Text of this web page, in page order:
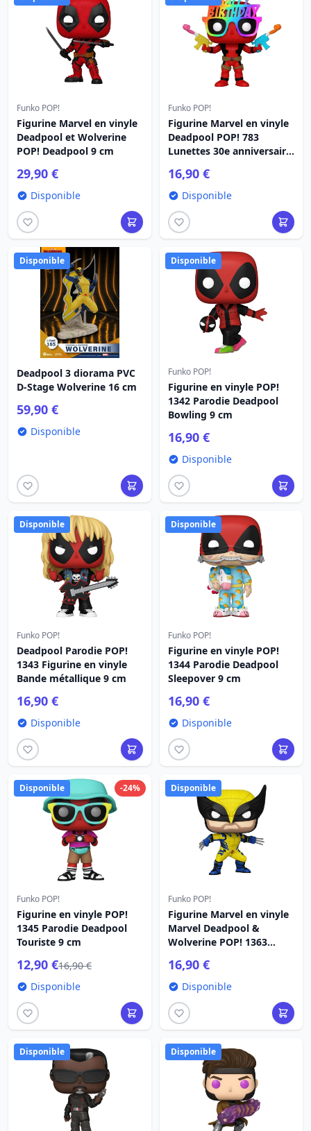
Funko POP!
Figurine Marvel en vinyle
Deadpool et Wolverine
POP! Deadpool 9 cm
29,90 €
Disponible
Funko POP!
Figurine Marvel en vinyle
Deadpool POP! 783
Lunettes 30e anniversaire
16,90 €
Disponible
Disponible
Deadpool 3 diorama PVC
D-Stage Wolverine 16 cm
59,90 €
Disponible
Disponible
Funko POP!
Figurine en vinyle POP!
1342 Parodie Deadpool
Bowling 9 cm
16,90 €
Disponible
Disponible
Funko POP!
Deadpool Parodie POP!
1343 Figurine en vinyle
Bande métallique 9 cm
16,90 €
Disponible
Disponible
Funko POP!
Figurine en vinyle POP!
1344 Parodie Deadpool
Sleepover 9 cm
16,90 €
Disponible
-24%
Disponible
Funko POP!
Figurine en vinyle POP!
1345 Parodie Deadpool
Touriste 9 cm
12,90 €16,90 €
Disponible
Disponible
Funko POP!
Figurine Marvel en vinyle
Marvel Deadpool &
Wolverine POP! 1363
16,90 €
Disponible
Disponible Disponible